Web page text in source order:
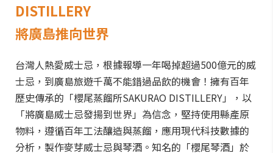
DISTILLERY
將廣島推向世界
台灣人熱愛威士忌，根據報導一年喝掉超過500億元的威
士忌，到廣島旅遊千萬不能錯過品飲的機會！擁有百年
歷史傳承的「櫻尾蒸餾所SAKURAO DISTILLERY」，以
「將廣島威士忌發揚到世界」為信念，堅持使用縣產原
物料，遵循百年工法釀造與蒸餾，應用現代科技數據的
分析，製作麥芽威士忌與琴酒。知名的「櫻尾琴酒」於